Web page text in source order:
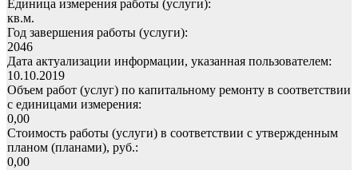
Единица измерения работы (услуги):
кв.м.
Год завершения работы (услуги):
2046
Дата актуализации информации, указанная пользователем:
10.10.2019
Объем работ (услуг) по капитальному ремонту в соответствии
с единицами измерения:
0,00
Стоимость работы (услуги) в соответствии с утвержденным
планом (планами), руб.:
0,00